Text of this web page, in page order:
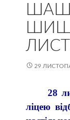
29
28
ліцею